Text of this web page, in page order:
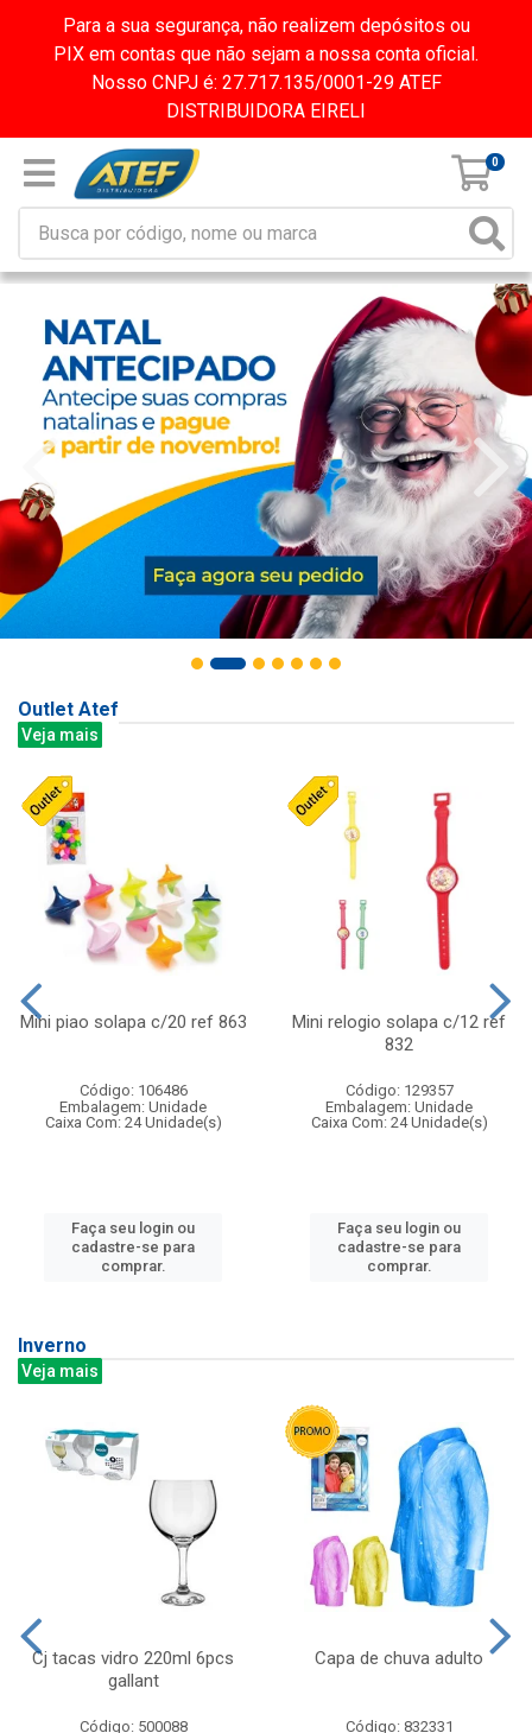
Para a sua segurança, não realizem depósitos ou
PIX em contas que não sejam a nossa conta oficial.
Nosso CNPJ é: 27.717.135/0001-29 ATEF
DISTRIBUIDORA EIRELI
0
Outlet Atef
Veja mais
Mini piao solapa c/20 ref 863
Código: 106486
Embalagem: Unidade
Caixa Com: 24 Unidade(s)
Faça seu login ou
cadastre-se para
comprar.
Mini relogio solapa c/12 ref
832
Código: 129357
Embalagem: Unidade
Caixa Com: 24 Unidade(s)
Faça seu login ou
cadastre-se para
comprar.
Inverno
Veja mais
Cj tacas vidro 220ml 6pcs
gallant
Código: 500088
Capa de chuva adulto
Código: 832331